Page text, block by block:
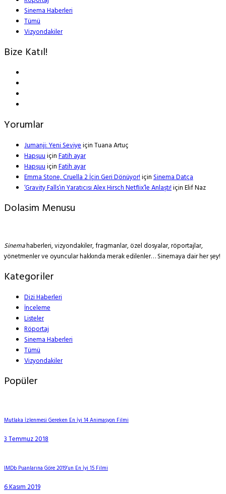
Sinema Haberleri
Tümü
Vizyondakiler
Bize Katıl!
Yorumlar
Jumanji: Yeni SeviyeiçinTuana Artuç
HapşuuiçinFatih ayar
HapşuuiçinFatih ayar
Emma Stone, Cruella 2 İçin Geri Dönüyor!içinSinema Datça
‘Gravity Falls’ın Yaratıcısı Alex Hirsch Netflix’le Anlaştı!içinElif Naz
Dolasim Menusu
Sinemahaberleri, vizyondakiler, fragmanlar, özel dosyalar, röportajlar,
yönetmenler ve oyuncular hakkında merak edilenler… Sinemaya dair her şey!
Kategoriler
Dizi Haberleri
İnceleme
Listeler
Röportaj
Sinema Haberleri
Tümü
Vizyondakiler
Popüler
Mutlaka İzlenmesi Gereken En İyi 14 Animasyon Filmi
3 Temmuz 2018
IMDb Puanlarına Göre 2019’un En İyi 15 Filmi
6 Kasım 2019